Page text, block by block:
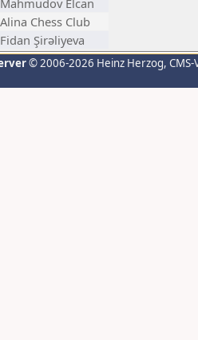
Mahmudov Elcan
Alina Chess Club
Fidan Şirəliyeva
© 2006-2026 Heinz Herzog,